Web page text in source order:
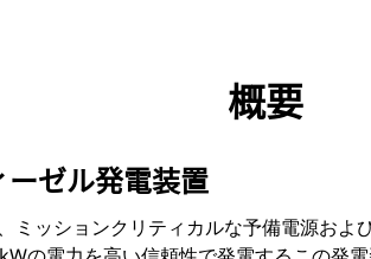
ツアー
概要
ーゼル発電装置
ミッションクリティカルな予備電源およ